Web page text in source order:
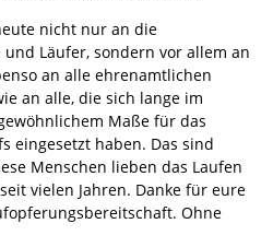
nicht nur an die
Läufer, sondern vor allem an
an alle ehrenamtlichen
an alle, die sich lange im
Maße für das
eingesetzt haben. Das sind
Menschen lieben das Laufen
vielen Jahren. Danke für eure
Ohne